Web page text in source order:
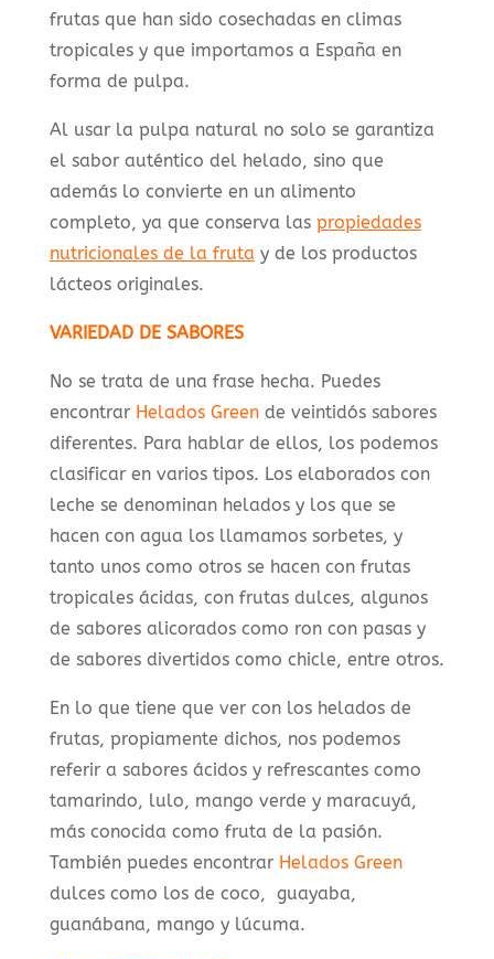
frutas que han sido cosechadas en climas
tropicales y que importamos a España en
forma de pulpa.
Al usar la pulpa natural no solo se garantiza
el sabor auténtico del helado, sino que
además lo convierte en un alimento
completo, ya que conserva las propiedades
nutricionales de la fruta y de los productos
lácteos originales.
VARIEDAD DE SABORES
No se trata de una frase hecha. Puedes
encontrar Helados Greende veintidós sabores
diferentes. Para hablar de ellos, los podemos
clasificar en varios tipos. Los elaborados con
leche se denominan helados y los que se
hacen con agua los llamamos sorbetes, y
tanto unos como otros se hacen con frutas
tropicales ácidas, con frutas dulces, algunos
de sabores alicorados como ron con pasas y
de sabores divertidos como chicle, entre otros.
En lo que tiene que ver con los helados de
frutas, propiamente dichos, nos podemos
referir a sabores ácidos y refrescantes como
tamarindo, lulo, mango verde y maracuyá,
más conocida como fruta de la pasión.
También puedes encontrar Helados Green
dulces como los de coco, guayaba,
guanábana, mango y lúcuma.